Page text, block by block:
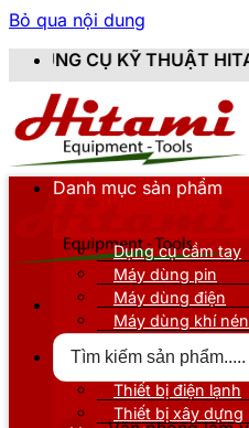
Bỏ qua nội dung
HITAMI - CUNG
Danh mục sản phẩm
Dụng cụ cầm tay
Máy dùng pin
Máy dùng điện
Máy dùng khí nén
Thiết bị nâng đỡ
Thiết bị điện lạnh
Thiết bị xây dựng